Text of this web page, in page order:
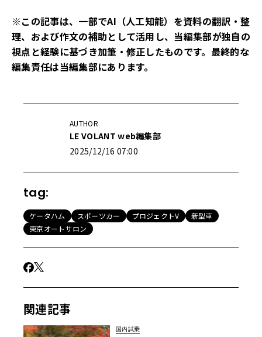
※この記事は、一部でAI（人工知能）を資料の翻訳・整
理、および作文の補助として活用し、当編集部が独自の
視点と経験に基づき加筆・修正したものです。最終的な
編集責任は当編集部にあります。
AUTHOR
LE VOLANT web編集部
2025/12/16 07:00
tag:
ケータハム スポーツカー プロジェクトV
新型車
東京オートサロン
関連記事
国内試乗